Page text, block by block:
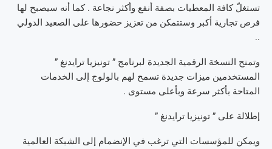
تستغلّ كافة المعطيات بصفة أنفع وأكثر نجاعة . كما أنه سيصبح لها
فرص تجارية أكبر وستتمكن من تعزيز حضورها على الصعيد الدولي
..
وتمنح النسخة الرقمية الجديدة لبرنامج ” تونيزيا ترايدنغ ”
المستخدمين ميزات جديدة تسمح لهم بالولوج إلى الخدمات
المتاحة بأكثر سرعة وبأعلى مستوى .
إطلالة على ” تونيزيا ترايدنغ ”
ويمكن للمؤسسات التي ترغب في الإنضمام إلى الشبكة العالمية